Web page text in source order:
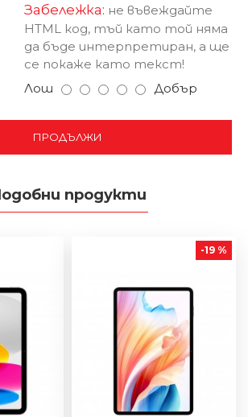
Забележка: не въвеждайте
HTML код, тъй като той няма
да бъде интерпретиран, а ще
се покаже като текст!
Лош Добър
ПРОДЪЛЖИ
продукти
-19 %